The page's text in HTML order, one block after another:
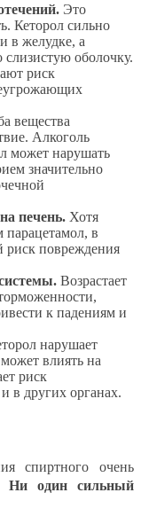
Это
Кеторол сильно
в желудке, а
оболочку.
риск
вещества
Алкоголь
может нарушать
значительно
печень. Хотя
парацетамол, в
риск повреждения
Возрастает
к падениям и
нарушает
влиять на
риск
в других органах.
спиртного очень
один сильный